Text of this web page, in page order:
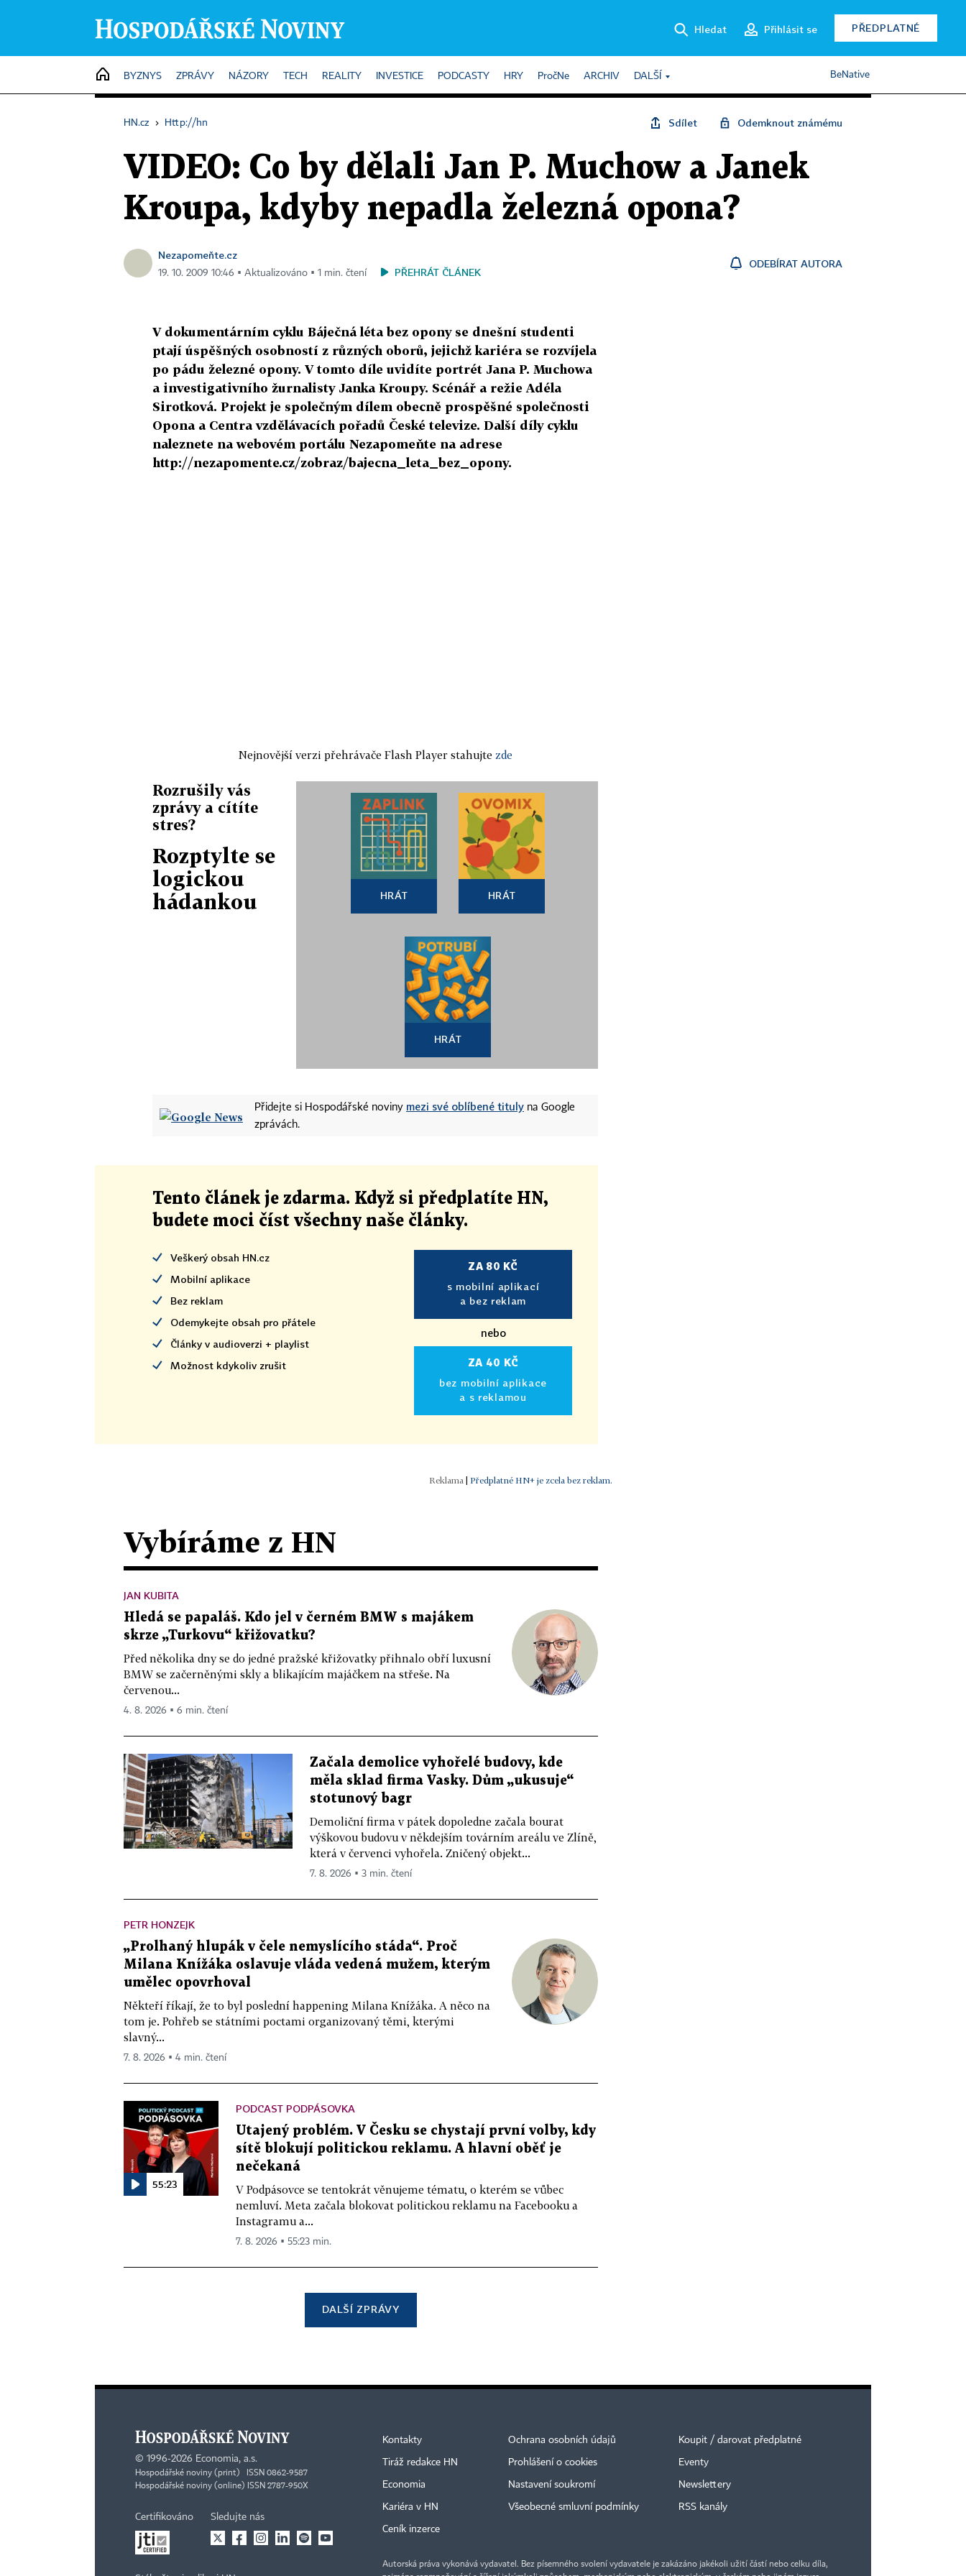
Hledat Přihlásit se PŘEDPLATNÉ
HOME
BYZNYS ZPRÁVY NÁZORY TECH REALITY INVESTICE PODCASTY HRY PročNe ARCHIV DALŠÍ BeNative
HN.cz › Http://hn Sdílet Odemknout známému
VIDEO: Co by dělali Jan P. Muchow a Janek
Kroupa, kdyby nepadla železná opona?
Nezapomeňte.cz
19. 10. 2009 10:46 ▪ Aktualizováno ▪ 1 min. čtení PŘEHRÁT ČLÁNEK
ODEBÍRAT AUTORA
V dokumentárním cyklu Báječná léta bez opony se dnešní studenti
ptají úspěšných osobností z různých oborů, jejichž kariéra se rozvíjela
po pádu železné opony. V tomto díle uvidíte portrét Jana P. Muchowa
a investigativního žurnalisty Janka Kroupy. Scénář a režie Adéla
Sirotková. Projekt je společným dílem obecně prospěšné společnosti
Opona a Centra vzdělávacích pořadů České televize. Další díly cyklu
naleznete na webovém portálu Nezapomeňte na adrese
http://nezapomente.cz/zobraz/bajecna_leta_bez_opony.
Nejnovější verzi přehrávače Flash Player stahujte zde
Rozrušily vás
zprávy a cítíte
stres?
Rozptylte se
logickou
hádankou
HRÁT HRÁT
HRÁT
Přidejte si Hospodářské noviny mezi své oblíbené tituly na Google
zprávách.
Tento článek je zdarma. Když si předplatíte HN,
budete moci číst všechny naše články.
Veškerý obsah HN.cz
Mobilní aplikace
Bez reklam
Odemykejte obsah pro přátele
Články v audioverzi + playlist
Možnost kdykoliv zrušit
ZA 80 KČ
s mobilní aplikací
a bez reklam
nebo
ZA 40 KČ
bez mobilní aplikace
a s reklamou
Předplatné HN+ je zcela bez reklam.
Vybíráme z HN
JAN KUBITA
Hledá se papaláš. Kdo jel v černém BMW s majákem
skrze „Turkovu“ křižovatku?
Před několika dny se do jedné pražské křižovatky přihnalo obří luxusní
BMW se začerněnými skly a blikajícím majáčkem na střeše. Na
červenou...
4. 8. 2026 ▪ 6 min. čtení
Začala demolice vyhořelé budovy, kde
měla sklad firma Vasky. Dům „ukusuje“
stotunový bagr
Demoliční firma v pátek dopoledne začala bourat
výškovou budovu v někdejším továrním areálu ve Zlíně,
která v červenci vyhořela. Zničený objekt...
7. 8. 2026 ▪ 3 min. čtení
PETR HONZEJK
„Prolhaný hlupák v čele nemyslícího stáda“. Proč
Milana Knížáka oslavuje vláda vedená mužem, kterým
umělec opovrhoval
Někteří říkají, že to byl poslední happening Milana Knížáka. A něco na
tom je. Pohřeb se státními poctami organizovaný těmi, kterými
slavný...
7. 8. 2026 ▪ 4 min. čtení
55:23
PODCAST PODPÁSOVKA
Utajený problém. V Česku se chystají první volby, kdy
sítě blokují politickou reklamu. A hlavní oběť je
nečekaná
V Podpásovce se tentokrát věnujeme tématu, o kterém se vůbec
nemluví. Meta začala blokovat politickou reklamu na Facebooku a
Instagramu a...
7. 8. 2026 ▪ 55:23 min.
DALŠÍ ZPRÁVY
© 1996-2026 Economia, a.s.
Hospodářské noviny (print) ISSN 0862-9587
Hospodářské noviny (online) ISSN 2787-950X
Certifikováno Sledujte nás
Kontakty
Tiráž redakce HN
Economia
Kariéra v HN
Ceník inzerce
Ochrana osobních údajů
Prohlášení o cookies
Nastavení soukromí
Všeobecné smluvní podmínky
Koupit / darovat předplatné
Eventy
Newslettery
RSS kanály
Autorská práva vykonává vydavatel. Bez písemného svolení vydavatele je zakázáno jakékoli užití částí nebo celku díla,